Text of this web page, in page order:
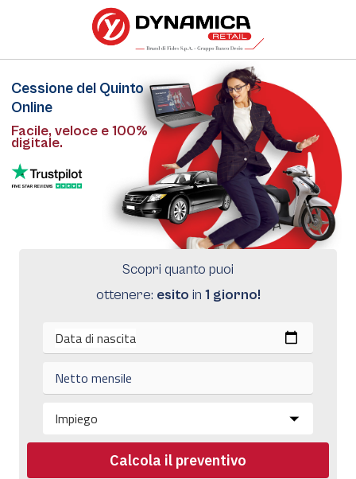
Cessione del Quinto
Online
Facile, veloce e 100%
digitale.
Scopri quanto puoi
ottenere: esito in 1 giorno!